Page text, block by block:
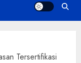
Tersertifikasi